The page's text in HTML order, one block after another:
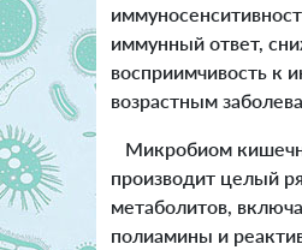
иммунный ответ,
восприимчивость к
возрастным
Микробиом
производит целый
метаболитов,
полиамины и